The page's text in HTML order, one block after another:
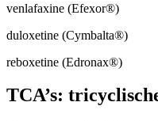
venlafaxine (Efexor®)
duloxetine (Cymbalta®)
reboxetine (Edronax®)
TCA’s: